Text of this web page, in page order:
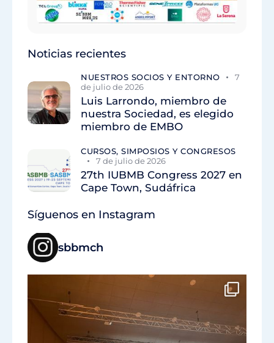
Noticias recientes
NUESTROS SOCIOS Y ENTORNO
7
de julio de 2026
Luis Larrondo, miembro de
nuestra Sociedad, es elegido
miembro de EMBO
CURSOS, SIMPOSIOS Y CONGRESOS
7 de julio de 2026
27th IUBMB Congress 2027 en
Cape Town, Sudáfrica
Síguenos en Instagram
sbbmch